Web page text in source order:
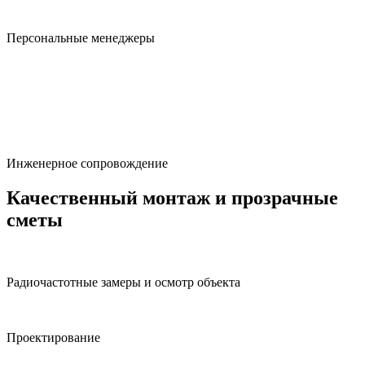
Персональные менеджеры
Инженерное сопровожде­ние
Качественный монтаж и прозрачные
сметы
Радиочастотные замеры и осмотр объекта
Проектирование